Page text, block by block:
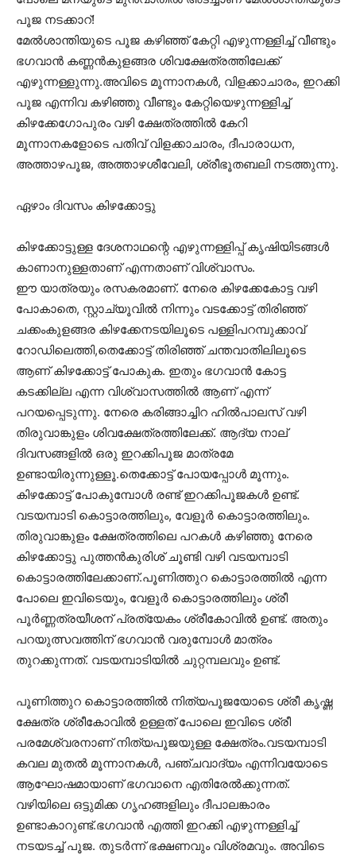
പൂജ നടക്കാറ്!
മേൽശാന്തിയുടെ പൂജ കഴിഞ്ഞ് കേറ്റി എഴുന്നള്ളിച്ച് വീണ്ടും
ഭഗവാൻ കണ്ണൻകുളങ്ങര ശിവക്ഷേത്രത്തിലേക്ക്
എഴുന്നള്ളുന്നു.അവിടെ മൂന്നാനകൾ, വിളക്കാചാരം, ഇറക്കി
പൂജ എന്നിവ കഴിഞ്ഞു വീണ്ടും കേറ്റിയെഴുന്നള്ളിച്ച്
കിഴക്കേഗോപുരം വഴി ക്ഷേത്രത്തിൽ കേറി
മൂന്നാനകളോടെ പതിവ് വിളക്കാചാരം, ദീപാരാധന,
അത്താഴപൂജ, അത്താഴശീവേലി, ശ്രീഭൂതബലി നടത്തുന്നു.
ഏഴാം ദിവസം കിഴക്കോട്ടു
കിഴക്കോട്ടുള്ള ദേശനാഥന്റെ എഴുന്നള്ളിപ്പ് കൃഷിയിടങ്ങൾ
കാണാനുള്ളതാണ് എന്നതാണ് വിശ്വാസം.
ഈ യാത്രയും രസകരമാണ്. നേരെ കിഴക്കേകോട്ട വഴി
പോകാതെ, സ്റ്റാച്യൂവിൽ നിന്നും വടക്കോട്ട് തിരിഞ്ഞ്
ചക്കംകുളങ്ങര കിഴക്കേനടയിലൂടെ പള്ളിപറമ്പുക്കാവ്
റോഡിലെത്തി,തെക്കോട്ട് തിരിഞ്ഞ് ചന്തവാതിലിലൂടെ
ആണ് കിഴക്കോട്ട് പോകുക. ഇതും ഭഗവാൻ കോട്ട
കടക്കില്ല എന്ന വിശ്വാസത്തിൽ ആണ് എന്ന്
പറയപ്പെടുന്നു. നേരെ കരിങ്ങാച്ചിറ ഹിൽപാലസ് വഴി
തിരുവാങ്കുളം ശിവക്ഷേത്രത്തിലേക്ക്. ആദ്യ നാല്
ദിവസങ്ങളിൽ ഒരു ഇറക്കിപൂജ മാത്രമേ
ഉണ്ടായിരുന്നുള്ളൂ.തെക്കോട്ട് പോയപ്പോൾ മൂന്നും.
കിഴക്കോട്ട് പോകുമ്പോൾ രണ്ട് ഇറക്കിപൂജകൾ ഉണ്ട്.
വടയമ്പാടി കൊട്ടാരത്തിലും, വേളൂർ കൊട്ടാരത്തിലും.
തിരുവാങ്കുളം ക്ഷേത്രത്തിലെ പറകൾ കഴിഞ്ഞു നേരെ
കിഴക്കോട്ടു പുത്തൻകുരിശ് ചൂണ്ടി വഴി വടയമ്പാടി
കൊട്ടാരത്തിലേക്കാണ്.പൂണിത്തുറ കൊട്ടാരത്തിൽ എന്ന
പോലെ ഇവിടെയും, വേളൂർ കൊട്ടാരത്തിലും ശ്രീ
പൂർണ്ണത്രയീശന് പ്രത്യേകം ശ്രീകോവിൽ ഉണ്ട്. അതും
പറയുത്സവത്തിന് ഭഗവാൻ വരുമ്പോൾ മാത്രം
തുറക്കുന്നത്. വടയമ്പാടിയിൽ ചുറ്റമ്പലവും ഉണ്ട്.
പൂണിത്തുറ കൊട്ടാരത്തിൽ നിത്യപൂജയോടെ ശ്രീ കൃഷ്ണ
ക്ഷേത്ര ശ്രീകോവിൽ ഉള്ളത് പോലെ ഇവിടെ ശ്രീ
പരമേശ്വരനാണ് നിത്യപൂജയുള്ള ക്ഷേത്രം.വടയമ്പാടി
കവല മുതൽ മൂന്നാനകൾ, പഞ്ചവാദ്യം എന്നിവയോടെ
ആഘോഷമായാണ് ഭഗവാനെ എതിരേൽക്കുന്നത്.
വഴിയിലെ ഒട്ടുമിക്ക ഗൃഹങ്ങളിലും ദീപാലങ്കാരം
ഉണ്ടാകാറുണ്ട്.ഭഗവാൻ എത്തി ഇറക്കി എഴുന്നള്ളിച്ച്
നടയടച്ച് പൂജ. തുടർന്ന് ഭക്ഷണവും വിശ്രമവും. അവിടെ